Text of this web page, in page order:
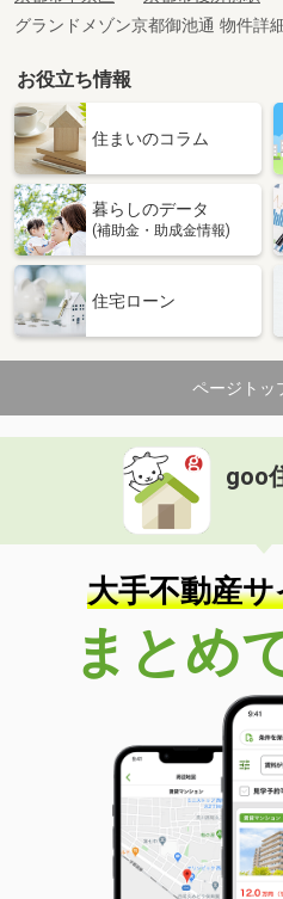
グランドメゾン京都御池通 物件詳
お役立ち情報
住まいのコラム
暮らしのデータ
(補助金・助成金情報)
住宅ローン
ページトッ
goo
大手不動産
まとめ